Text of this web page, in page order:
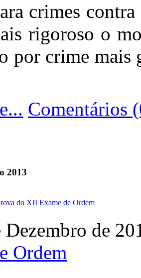
crimes
rigoroso o
por crime mais
Comentários
2013
do XII Exame de Ordem
Dezembro de
Ordem